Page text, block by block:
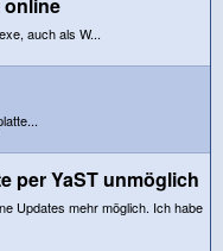
auch als W...
per YaST unmöglich
Updates mehr möglich. Ich habe